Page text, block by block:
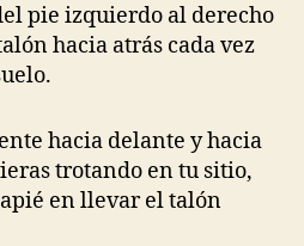
pie izquierdo al derecho
hacia atrás cada vez
hacia delante y hacia
trotando en tu sitio,
en llevar el talón